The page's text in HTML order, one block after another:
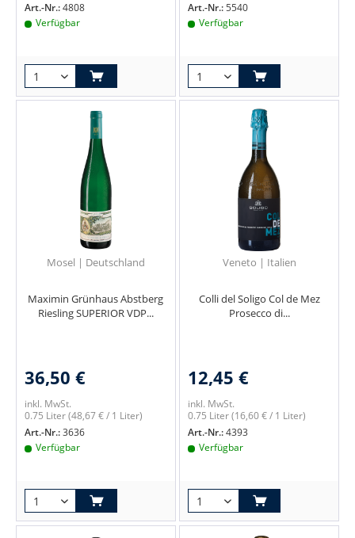
Art.-Nr.:4808
Verfügbar
Art.-Nr.:5540
Verfügbar
Mosel | Deutschland
Maximin Grünhaus Abstberg
Riesling SUPERIOR VDP...
36,50 €
inkl. MwSt.
0.75 Liter(48,67 € / 1 Liter)
Art.-Nr.:3636
Verfügbar
Veneto | Italien
Colli del Soligo Col de Mez
Prosecco di...
12,45 €
inkl. MwSt.
0.75 Liter(16,60 € / 1 Liter)
Art.-Nr.:4393
Verfügbar